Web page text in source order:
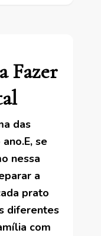
Fazer
das
se
nessa
a
prato
diferentes
com